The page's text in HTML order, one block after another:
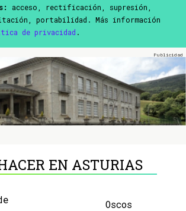
acceso, rectificación, supresión,
portabilidad. Más información
de privacidad .
EN ASTURIAS
Oscos